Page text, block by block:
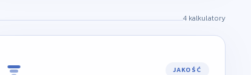
4 kalkulatory
JAKOŚĆ